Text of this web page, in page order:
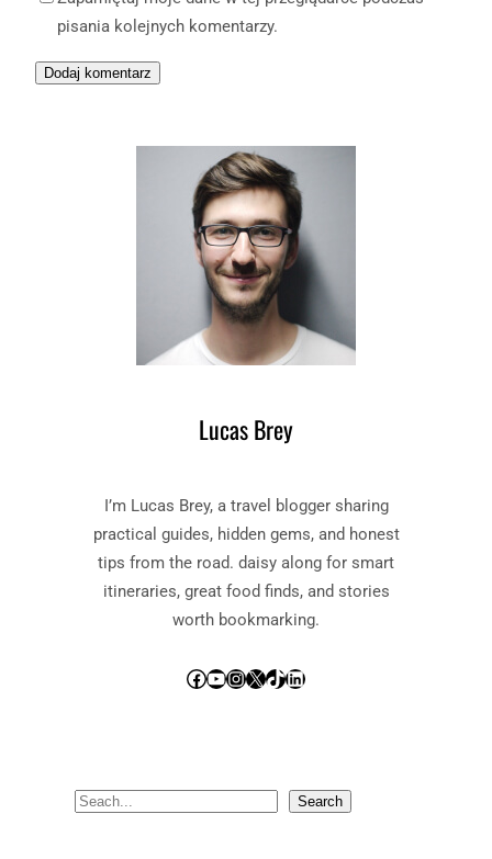
pisania kolejnych komentarzy.
Lucas Brey
I’m Lucas Brey, a travel blogger sharing
practical guides, hidden gems, and honest
tips from the road. daisy along for smart
itineraries, great food finds, and stories
worth bookmarking.
Facebook YouTube InstagramX TikTok LinkedIn
S
Search